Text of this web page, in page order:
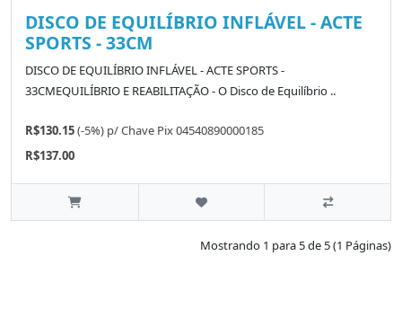
DISCO DE EQUILÍBRIO INFLÁVEL - ACTE
SPORTS - 33CM
DISCO DE EQUILÍBRIO INFLÁVEL - ACTE SPORTS -
33CMEQUILÍBRIO E REABILITAÇÃO - O Disco de Equilíbrio ..
R$130.15(-5%) p/Chave Pix 04540890000185
R$137.00
Mostrando 1 para 5 de 5 (1 Páginas)